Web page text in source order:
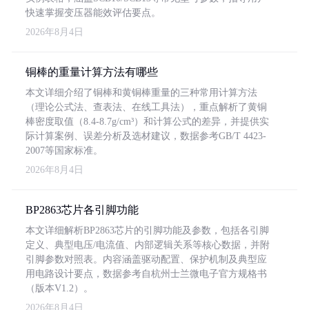
快速掌握变压器能效评估要点。
2026年8月4日
铜棒的重量计算方法有哪些
本文详细介绍了铜棒和黄铜棒重量的三种常用计算方法
（理论公式法、查表法、在线工具法），重点解析了黄铜
棒密度取值（8.4-8.7g/cm³）和计算公式的差异，并提供实
际计算案例、误差分析及选材建议，数据参考GB/T 4423-
2007等国家标准。
2026年8月4日
BP2863芯片各引脚功能
本文详细解析BP2863芯片的引脚功能及参数，包括各引脚
定义、典型电压/电流值、内部逻辑关系等核心数据，并附
引脚参数对照表。内容涵盖驱动配置、保护机制及典型应
用电路设计要点，数据参考自杭州士兰微电子官方规格书
（版本V1.2）。
2026年8月4日